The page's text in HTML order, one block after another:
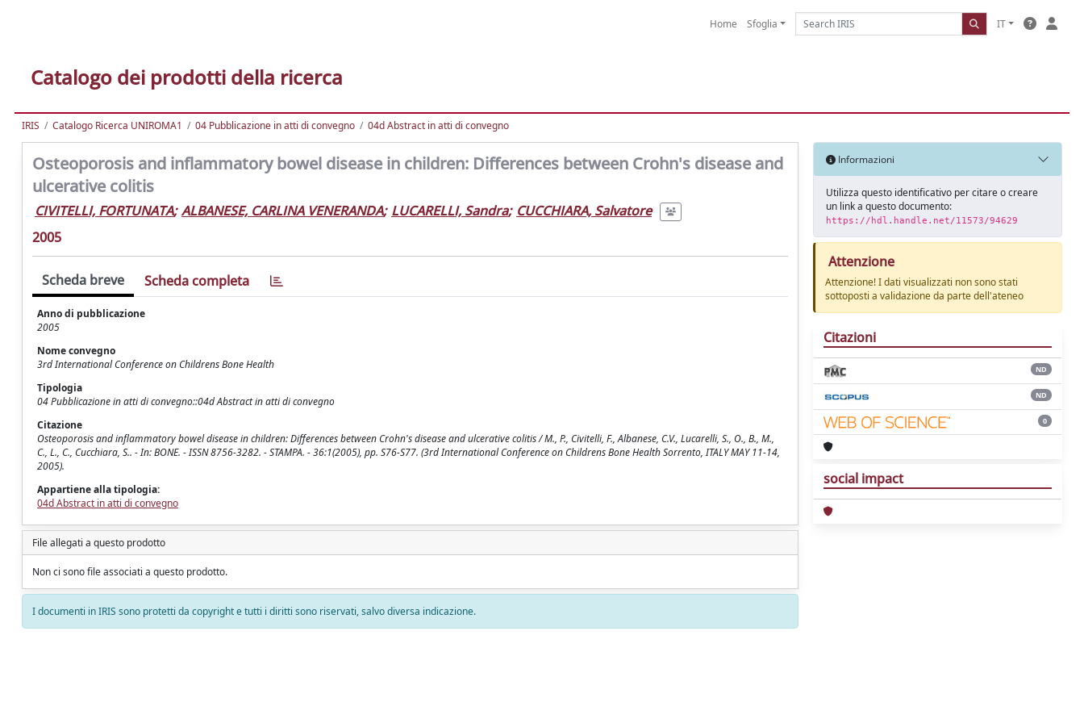
Home Sfoglia IT
Catalogo dei prodotti della ricerca
IRIS Catalogo Ricerca UNIROMA1 04 Pubblicazione in atti di convegno 04d Abstract in atti di convegno
Osteoporosis and inflammatory bowel disease in children: Differences between Crohn's disease and
ulcerative colitis
CIVITELLI, FORTUNATA; ALBANESE, CARLINA VENERANDA; LUCARELLI, Sandra; CUCCHIARA, Salvatore
2005
Scheda breve Scheda completa
Anno di pubblicazione
2005
Nome convegno
3rd International Conference on Childrens Bone Health
Tipologia
04 Pubblicazione in atti di convegno::04d Abstract in atti di convegno
Citazione
Osteoporosis and inflammatory bowel disease in children: Differences between Crohn's disease and ulcerative colitis / M., P., Civitelli, F., Albanese, C.V., Lucarelli, S., O., B., M.,
C., L., C., Cucchiara, S.. - In: BONE. - ISSN 8756-3282. - STAMPA. - 36:1(2005), pp. S76-S77. (3rd International Conference on Childrens Bone Health Sorrento, ITALY MAY 11-14,
2005).
Appartiene alla tipologia:
04d Abstract in atti di convegno
File allegati a questo prodotto
Non ci sono file associati a questo prodotto.
I documenti in IRIS sono protetti da copyright e tutti i diritti sono riservati, salvo diversa indicazione.
Informazioni
Utilizza questo identificativo per citare o creare
un link a questo documento:
https://hdl.handle.net/11573/94629
Attenzione
Attenzione! I dati visualizzati non sono stati
sottoposti a validazione da parte dell'ateneo
Citazioni
ND
ND
0
social impact